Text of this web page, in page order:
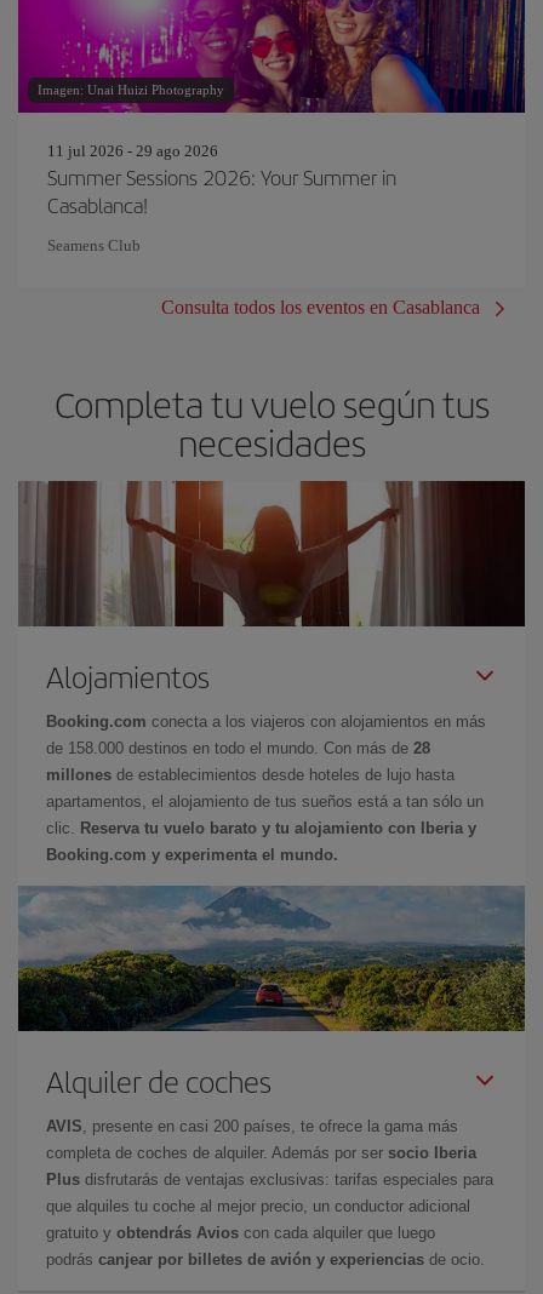
Imagen: Unai Huizi Photography
11 jul 2026 - 29 ago 2026
Summer Sessions 2026: Your Summer in
Casablanca!
Seamens Club
Consulta todos los eventos en Casablanca
Completa tu vuelo según tus
necesidades
Alojamientos
Booking.com conecta a los viajeros con alojamientos en más
de 158.000 destinos en todo el mundo. Con más de 28
millones de establecimientos desde hoteles de lujo hasta
apartamentos, el alojamiento de tus sueños está a tan sólo un
clic. Reserva tu vuelo barato y tu alojamiento con Iberia y
Booking.com y experimenta el mundo.
Alquiler de coches
AVIS, presente en casi 200 países, te ofrece la gama más
completa de coches de alquiler. Además por ser socio Iberia
Plus disfrutarás de ventajas exclusivas: tarifas especiales para
que alquiles tu coche al mejor precio, un conductor adicional
gratuito y obtendrás Avios con cada alquiler que luego
podrás canjear por billetes de avión y experiencias de ocio.